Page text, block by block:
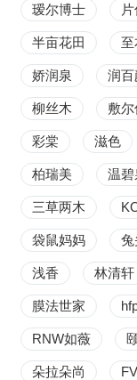
瑷尔博士
半亩花田 至
娇润泉 润百
柳丝木 敷尔
彩棠 滋色
柏瑞美 温碧
三草两木
袋鼠妈妈 兔
浅香 林清轩
膜法世家
RNW如薇
朵拉朵尚 FV